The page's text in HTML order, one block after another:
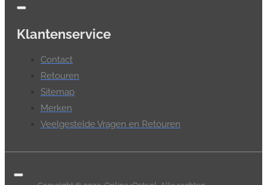
Klantenservice
Contact
Retouren
Sitemap
Merken
Veelgestelde Vragen en Retouren